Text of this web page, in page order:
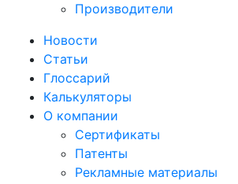
Производители
Новости
Статьи
Глоссарий
Калькуляторы
О компании
Сертификаты
Патенты
Рекламные материалы